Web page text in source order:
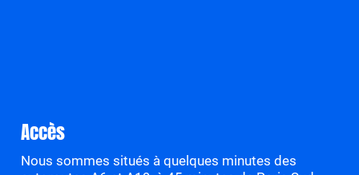
Accès
Nous sommes situés à quelques minutes des